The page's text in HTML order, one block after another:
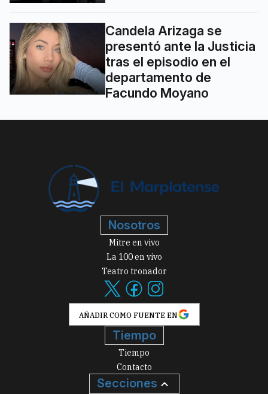
Candela Arizaga se
presentó ante la Justicia
tras el episodio en el
departamento de
Facundo Moyano
Nosotros
Mitre en vivo
La 100 en vivo
Teatro tronador
AÑADIR COMO FUENTE EN
Tiempo
Tiempo
Contacto
Secciones